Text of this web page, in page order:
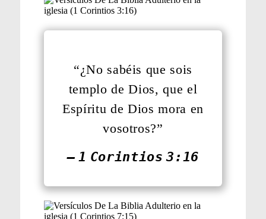
“¿No sabéis que sois
templo de Dios, que el
Espíritu de Dios mora en
vosotros?”
— 1 Corintios 3:16